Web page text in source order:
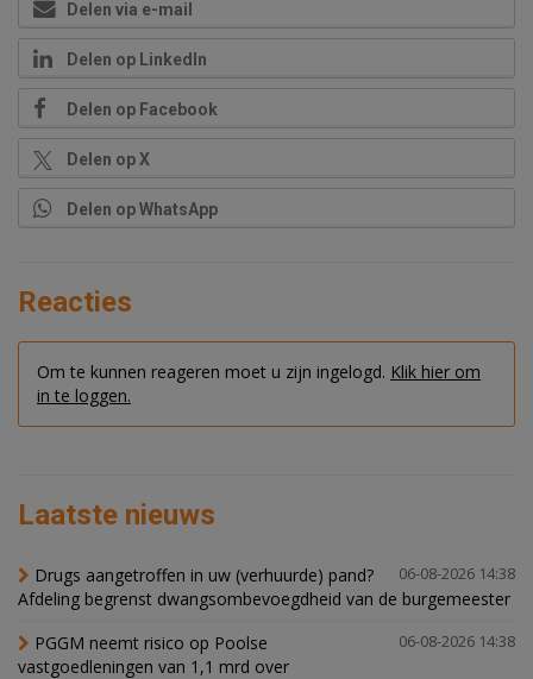
Delen via e-mail
Delen op LinkedIn
Delen op Facebook
Delen op X
Delen op WhatsApp
Reacties
Om te kunnen reageren moet u zijn ingelogd. Klik hier om
in te loggen.
Laatste nieuws
06-08-2026 14:38
Drugs aangetroffen in uw (verhuurde) pand?
Afdeling begrenst dwangsombevoegdheid van de burgemeester
06-08-2026 14:38
PGGM neemt risico op Poolse
vastgoedleningen van 1,1 mrd over